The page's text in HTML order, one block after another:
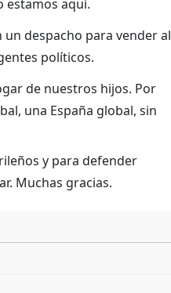
estamos aquí.
despacho para vender al
políticos.
de nuestros hijos. Por
una España global, sin
y para defender
Muchas gracias.